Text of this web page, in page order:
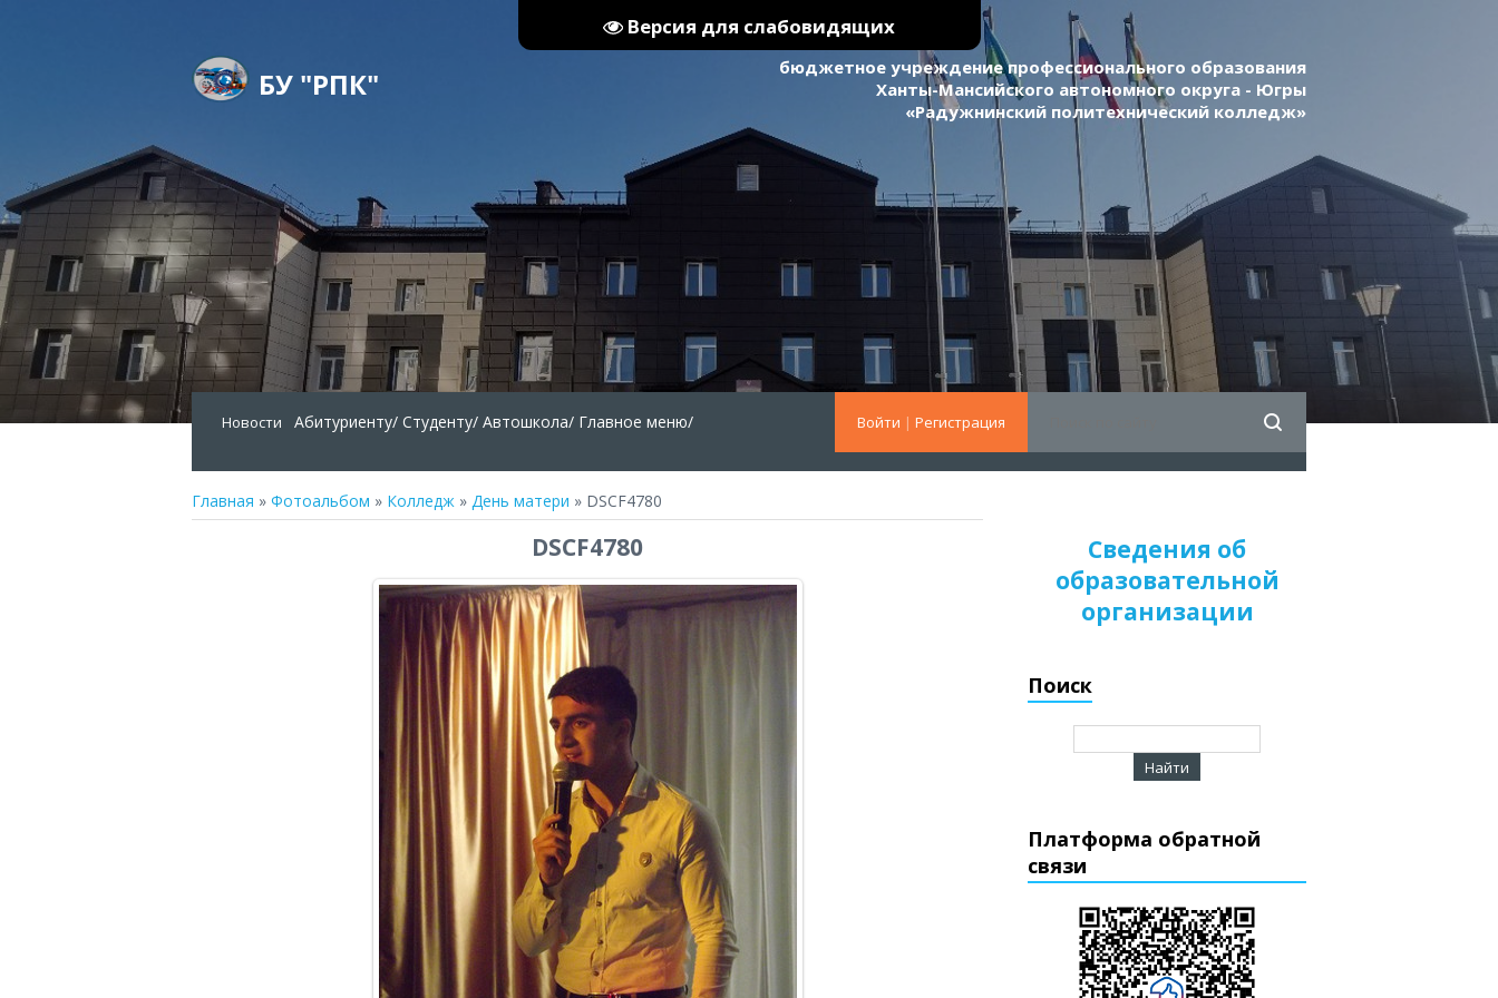
Версия для слабовидящих
БУ "РПК"
бюджетное учреждение профессионального образования
Ханты-Мансийского автономного округа - Югры
«Радужнинский политехнический колледж»
Войти | Регистрация
Новости Абитуриенту/ Студенту/ Автошкола/ Главное меню/
Главная » Фотоальбом » Колледж » День матери » DSCF4780
DSCF4780
Сведения об
образовательной
организации
Поиск
Платформа обратной
связи